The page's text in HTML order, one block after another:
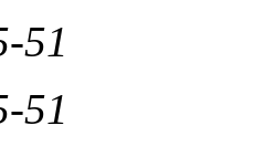
51
51